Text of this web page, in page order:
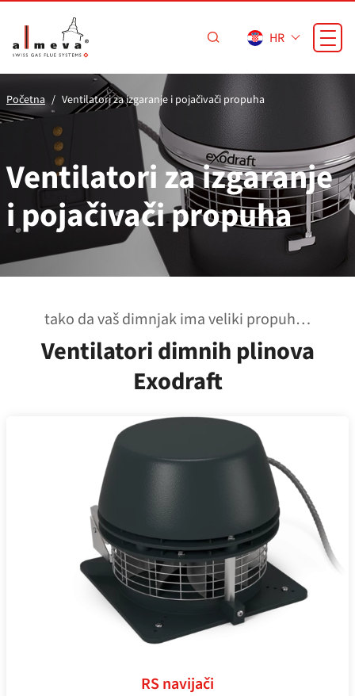
HR
Početna Ventilatori za izgaranje i pojačivači propuha
Ventilatori za izgaranje
i pojačivači propuha
tako da vaš dimnjak ima veliki propuh…
Ventilatori dimnih plinova
Exodraft
RS navijači